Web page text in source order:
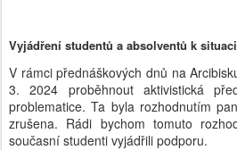
Vyjádření studentů a absolventů k
V rámci přednáškových dnů na
3. 2024 proběhnout aktivistická
problematice. Ta byla rozhodnutím
zrušena. Rádi bychom tomuto
současní studenti vyjádřili podporu.